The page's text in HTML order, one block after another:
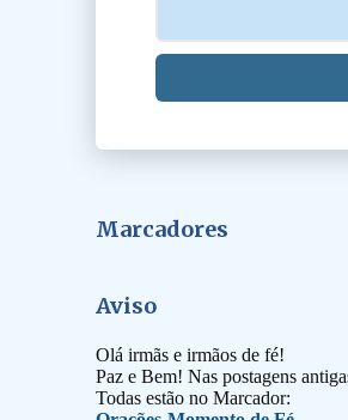
Marcadores
Aviso
Olá irmãs e irmãos de fé!
Paz e Bem! Nas postagens
Todas estão no Marcador: